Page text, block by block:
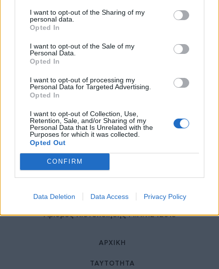
I want to opt-out of the Sharing of my
personal data.
Opted In
I want to opt-out of the Sale of my
Personal Data.
Opted In
I want to opt-out of processing my
Personal Data for Targeted Advertising.
Opted In
I want to opt-out of Collection, Use,
Retention, Sale, and/or Sharing of my
Personal Data that Is Unrelated with the
Purposes for which it was collected.
Opted Out
CONFIRM
Data Deletion Data Access Privacy Policy
Γεωργιάδης: Πολλαπλά οφέλη από
τη συνεργασία δημοσίου και
27 Φεβρουαρίου 2026
© HealthStories - All rights reserved.
Αριθμός Πιστοποίησης Μ.Η.Τ.242013
ΑΡΧΙΚΉ
ΤΑΥΤΌΤΗΤΑ